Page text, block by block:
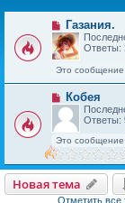
Газания.
Ответы:
Это
Кобея
Ответы:
Это
Новая тема
Отметить все